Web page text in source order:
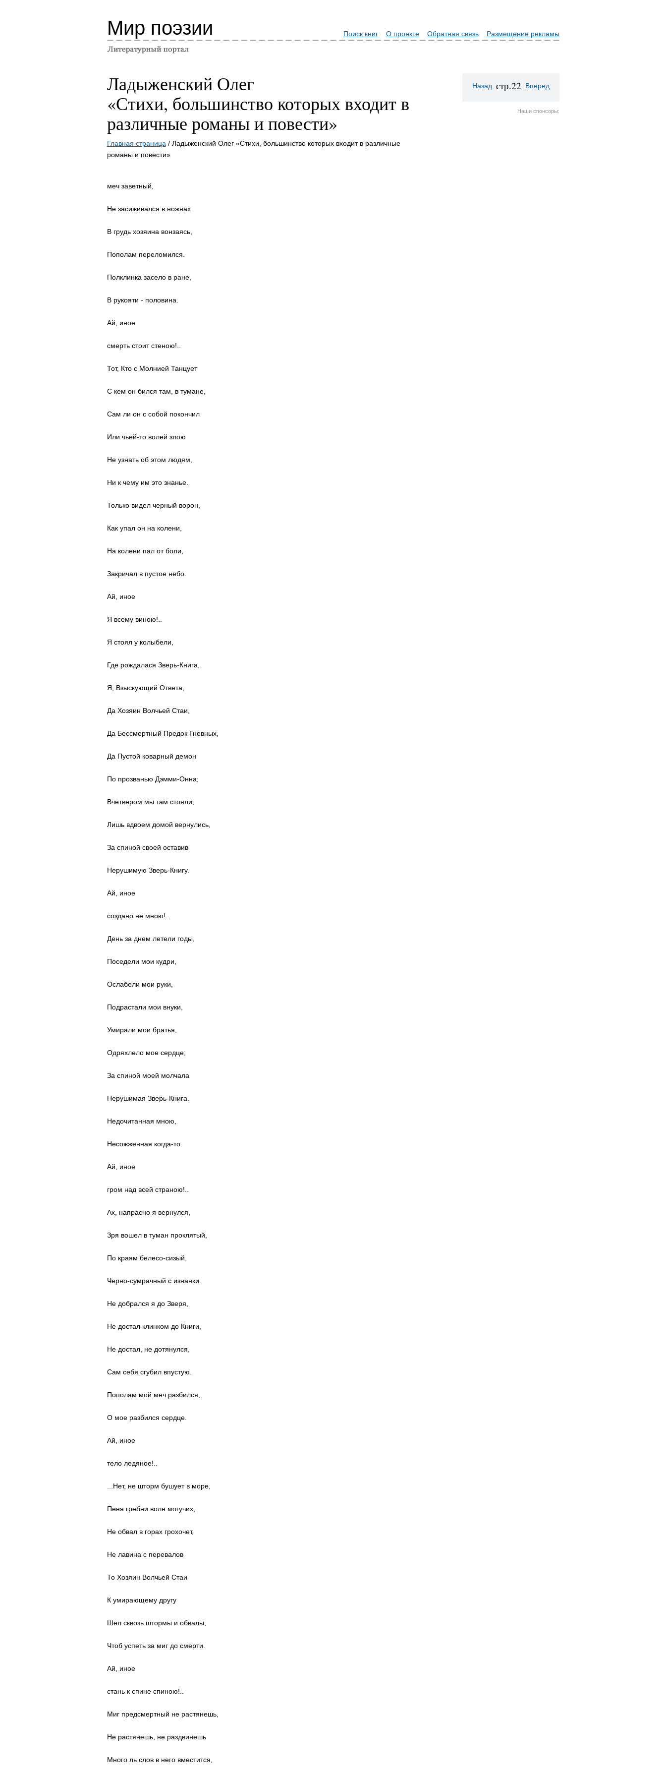
Мир поэзии Поиск книг О проекте Обратная связь Размещение рекламы
Ладыженский Олег
«Стихи, большинство которых входит в
различные романы и повести»
Главная страница / Ладыженский Олег «Стихи, большинство которых входит в различные
романы и повести»
меч заветный,
Не засиживался в ножнах
В грудь хозяина вонзаясь,
Пополам переломился.
Полклинка засело в ране,
В рукояти - половина.
Ай, иное
смерть стоит стеною!..
Тот, Кто с Молнией Танцует
С кем он бился там, в тумане,
Сам ли он с собой покончил
Или чьей-то волей злою
Не узнать об этом людям,
Ни к чему им это знанье.
Только видел черный ворон,
Как упал он на колени,
На колени пал от боли,
Закричал в пустое небо.
Ай, иное
Я всему виною!..
Я стоял у колыбели,
Где рождалася Зверь-Книга,
Я, Взыскующий Ответа,
Да Хозяин Волчьей Стаи,
Да Бессмертный Предок Гневных,
Да Пустой коварный демон
По прозванью Дэмми-Онна;
Вчетвером мы там стояли,
Лишь вдвоем домой вернулись,
За спиной своей оставив
Нерушимую Зверь-Книгу.
Ай, иное
создано не мною!..
День за днем летели годы,
Поседели мои кудри,
Ослабели мои руки,
Подрастали мои внуки,
Умирали мои братья,
Одряхлело мое сердце;
За спиной моей молчала
Нерушимая Зверь-Книга.
Недочитанная мною,
Несожженная когда-то.
Ай, иное
гром над всей страною!..
Ах, напрасно я вернулся,
Зря вошел в туман проклятый,
По краям белесо-сизый,
Черно-сумрачный с изнанки.
Не добрался я до Зверя,
Не достал клинком до Книги,
Не достал, не дотянулся,
Сам себя сгубил впустую.
Пополам мой меч разбился,
О мое разбился сердце.
Ай, иное
тело ледяное!..
...Нет, не шторм бушует в море,
Пеня гребни волн могучих,
Не обвал в горах грохочет,
Не лавина с перевалов
То Хозяин Волчьей Стаи
К умирающему другу
Шел сквозь штормы и обвалы,
Чтоб успеть за миг до смерти.
Ай, иное
стань к спине спиною!..
Миг предсмертный не растянешь,
Не растянешь, не раздвинешь
Много ль слов в него вместится,
Назад стр.22 Вперед
Наши спонсоры: